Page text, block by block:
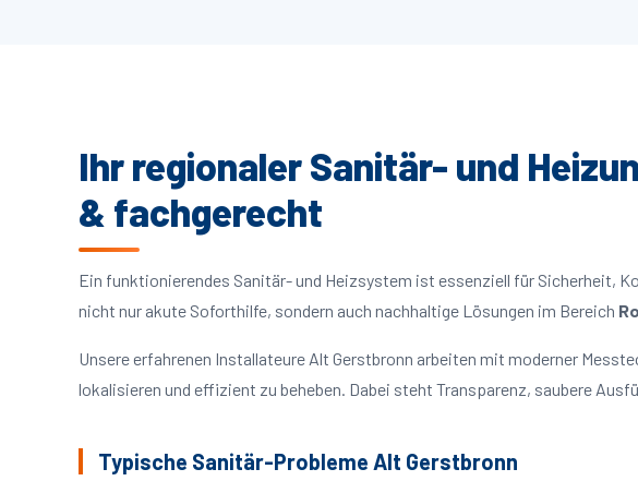
Ihr regionaler Sanitär- und
& fachgerecht
Ein funktionierendes Sanitär- und Heizsystem ist essenziell für Sicherheit,
nicht nur akute Soforthilfe, sondern auch nachhaltige Lösungen im Bereich
Unsere erfahrenen Installateure Alt Gerstbronn arbeiten mit moderner
lokalisieren und effizient zu beheben. Dabei steht Transparenz, saubere
Typische Sanitär-Probleme Alt Gerstbronn